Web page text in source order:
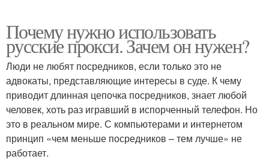
Почему нужно использовать
русские прокси. Зачем он нужен?
Люди не любят посредников, если только это не
адвокаты, представляющие интересы в суде. К чему
приводит длинная цепочка посредников, знает любой
человек, хоть раз игравший в испорченный телефон. Но
это в реальном мире. С компьютерами и интернетом
принцип «чем меньше посредников – тем лучше» не
работает.